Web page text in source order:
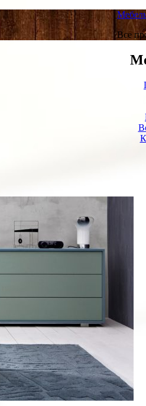
Все